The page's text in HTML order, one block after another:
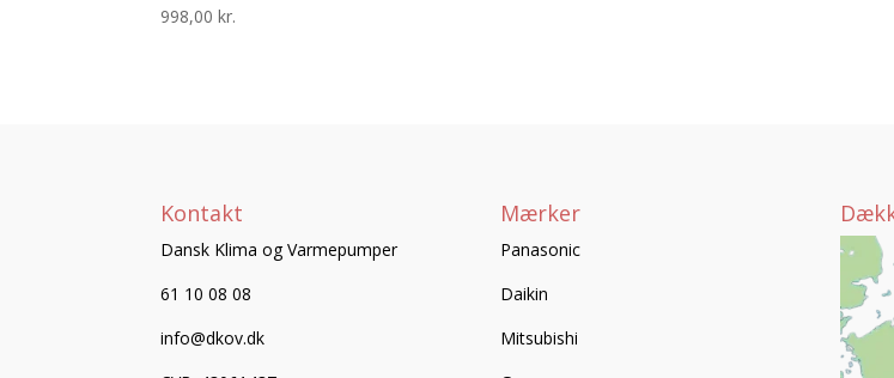
998,00kr.
Kontakt
Dansk Klima og Varmepumper
61 10 08 08
info@dkov.dk
Mærker
Panasonic
Daikin
Mitsubishi